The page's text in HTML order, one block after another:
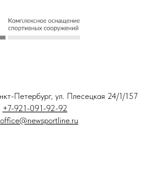
Петербург, ул. Плесецкая 24/1/157
+7-921-091-92-92
office@newsportline.ru